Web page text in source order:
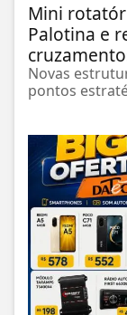
Mini
Palotina e
Novas
pontos